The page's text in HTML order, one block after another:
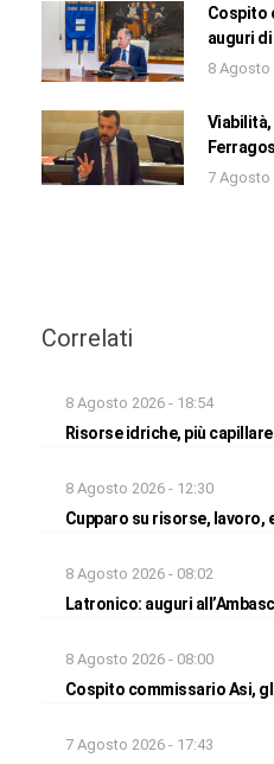
Cospito
auguri
8 Agosto
7 Agosto
Correlati
8 Agosto 2026 - 18:54
Risorse idriche, più
8 Agosto 2026 - 12:30
Cupparo su risorse, lavoro,
8 Agosto 2026 - 08:02
Latronico: auguri
8 Agosto 2026 - 08:00
Cospito commissario Asi,
7 Agosto 2026 - 17:43